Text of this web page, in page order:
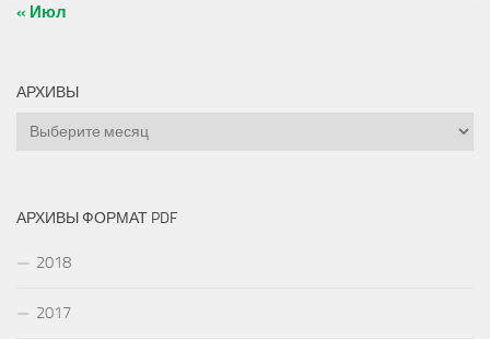
« Июл
АРХИВЫ
Архивы
АРХИВЫ ФОРМАТ PDF
2018
2017